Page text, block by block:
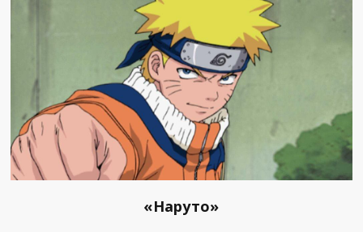
«Наруто»